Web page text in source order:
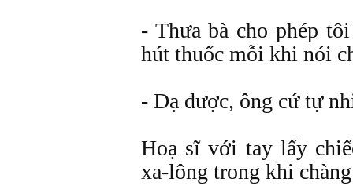
- Thưa bà cho phép
hút thuốc mỗi khi nói
- Dạ được, ông cứ tự
Hoạ sĩ với tay lấy
xa-lông trong khi